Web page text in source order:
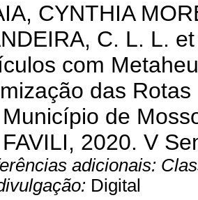
CYNTHIA
C. L. L.
com
das
de
2020. V
adicionais:
Digital